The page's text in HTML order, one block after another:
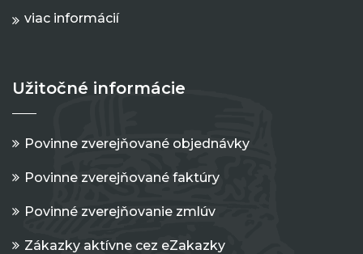
viac informácií
Užitočné informácie
Povinne zverejňované objednávky
Povinne zverejňované faktúry
Povinné zverejňovanie zmlúv
Zákazky aktívne cez eZakazky